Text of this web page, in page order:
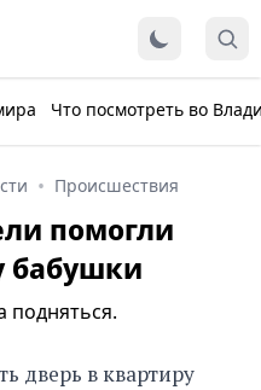
Что посмотреть во
Происшествия
помогли
бабушки
подняться.
дверь в квартиру